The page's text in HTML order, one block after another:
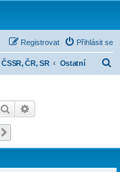
Přihlásit se
Registrovat
ČSSR, ČR, SR Ostatní
Hledat